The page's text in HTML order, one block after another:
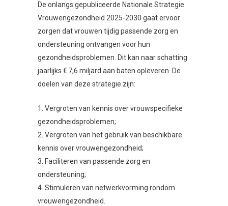
De onlangs gepubliceerde Nationale Strategie
Vrouwengezondheid 2025-2030 gaat ervoor
zorgen dat vrouwen tijdig passende zorg en
ondersteuning ontvangen voor hun
gezondheidsproblemen. Dit kan naar schatting
jaarlijks € 7,6 miljard aan baten opleveren. De
doelen van deze strategie zijn:
1. Vergroten van kennis over vrouwspecifieke
gezondheidsproblemen;
2. Vergroten van het gebruik van beschikbare
kennis over vrouwengezondheid;
3. Faciliteren van passende zorg en
ondersteuning;
4. Stimuleren van netwerkvorming rondom
vrouwengezondheid.